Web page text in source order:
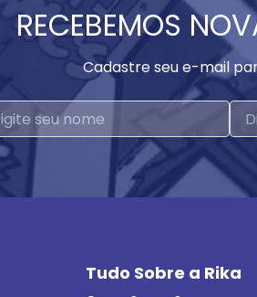
RECEBEMOS
Cadastre seu e-mail
Tudo Sobre a Rika